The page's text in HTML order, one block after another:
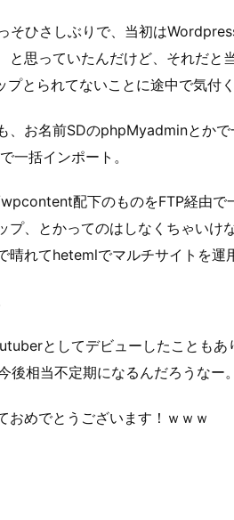
そひさしぶりで、当初は
と思っていたんだけど、それだと
とられてないことに途中で気付
、お名前SDのphpMyadminと
一括インポート。
配下のものをFTP経由で
プ、とかってのはしなくちゃいけ
晴れてhetemlでマルチサイトを運
としてデビューしたことも
相当不定期になるんだろうなー。
おめでとうございます！ｗｗｗ